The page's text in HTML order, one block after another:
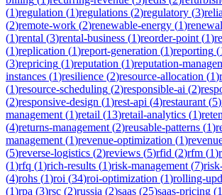
(1)regulation (1)regulations (2)regulatory (3)
(2)remote-work (2)renewable-energy (1)
(1)rental (3)rental-business (1)reorder-point (1)
(1)replication (1)report-generation (1)reporting (
(3)repricing (1)reputation (1)reputation-
instances (1)resilience (2)resource-allocation (1)
(1)resource-scheduling (2)responsible-ai (2)
(2)responsive-design (1)rest-api (4)restaurant (5)
management (1)retail (13)retail-analytics (1)
(4)returns-management (2)reusable-patterns (1)
management (1)revenue-optimization (1)
(5)reverse-logistics (2)reviews (5)rfid (2)rfm (1)
(1)rfq (1)rich-results (1)risk-management (7)
(4)rohs (1)roi (34)roi-optimization (1)rolling-
(1)rpa (3)rsc (2)russia (2)saas (25)saas-pricing (1